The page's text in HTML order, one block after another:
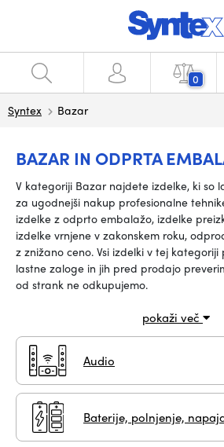
0
Syntex Bazar
BAZAR IN ODPRTA
V kategoriji Bazar najdete izdelke, ki so
za ugodnejši nakup profesionalne
izdelke z odprto embalažo, izdelke
izdelke vrnjene v zakonskem roku,
z znižano ceno. Vsi izdelki v tej
lastne zaloge in jih pred prodajo
od strank ne odkupujemo.
pokaži več
Audio
Baterije, polnjenje,